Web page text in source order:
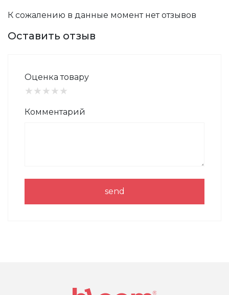
К сожалению в данные момент нет отзывов
Оставить отзыв
Оценка товару
★ ★ ★ ★ ★
Комментарий
send